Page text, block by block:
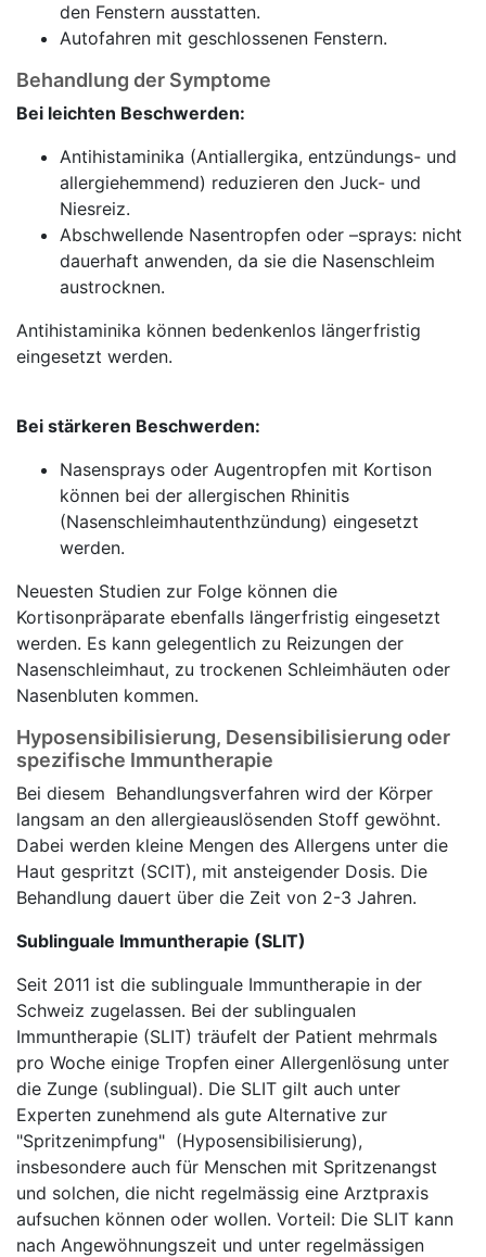
den Fenstern ausstatten.
Autofahren mit geschlossenen Fenstern.
Behandlung der Symptome
Bei leichten Beschwerden:
Antihistaminika (Antiallergika, entzündungs- und
allergiehemmend) reduzieren den Juck- und
Niesreiz.
Abschwellende Nasentropfen oder –sprays: nicht
dauerhaft anwenden, da sie die Nasenschleim
austrocknen.
Antihistaminika können bedenkenlos längerfristig
eingesetzt werden.
Bei stärkeren Beschwerden:
Nasensprays oder Augentropfen mit Kortison
können bei der allergischen Rhinitis
(Nasenschleimhautenthzündung) eingesetzt
werden.
Neuesten Studien zur Folge können die
Kortisonpräparate ebenfalls längerfristig eingesetzt
werden. Es kann gelegentlich zu Reizungen der
Nasenschleimhaut, zu trockenen Schleimhäuten oder
Nasenbluten kommen.
Hyposensibilisierung, Desensibilisierung oder
spezifische Immuntherapie
Bei diesem Behandlungsverfahren wird der Körper
langsam an den allergieauslösenden Stoff gewöhnt.
Dabei werden kleine Mengen des Allergens unter die
Haut gespritzt (SCIT), mit ansteigender Dosis. Die
Behandlung dauert über die Zeit von 2-3 Jahren.
Sublinguale Immuntherapie (SLIT)
Seit 2011 ist die sublinguale Immuntherapie in der
Schweiz zugelassen. Bei der sublingualen
Immuntherapie (SLIT) träufelt der Patient mehrmals
pro Woche einige Tropfen einer Allergenlösung unter
die Zunge (sublingual). Die SLIT gilt auch unter
Experten zunehmend als gute Alternative zur
"Spritzenimpfung" (Hyposensibilisierung),
insbesondere auch für Menschen mit Spritzenangst
und solchen, die nicht regelmässig eine Arztpraxis
aufsuchen können oder wollen. Vorteil: Die SLIT kann
nach Angewöhnungszeit und unter regelmässigen